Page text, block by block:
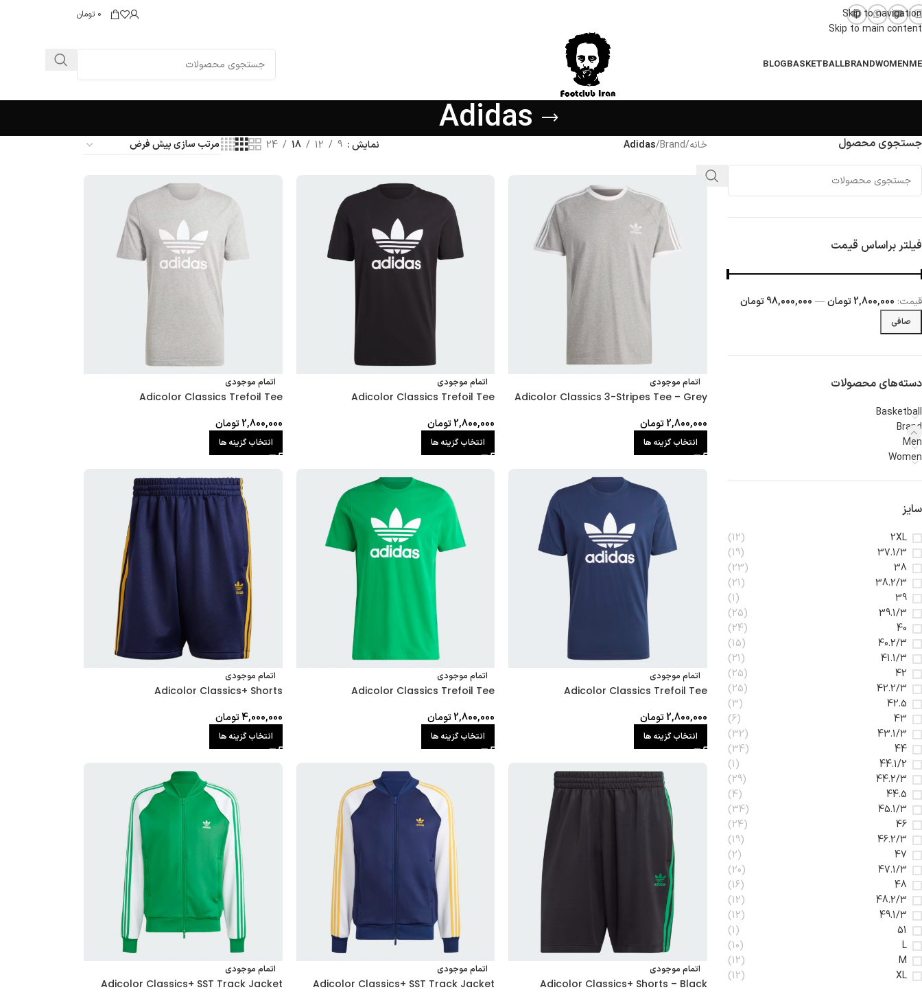
Skip to navigation
Skip to main content
0 تومان
WOMEN
BRAND
BASKETBALL
BLOG
Adidas
جستجوی محصول
فیلتر براساس قیمت
صافی
قيمت: 2,800,000 تومان — 98,000,000 تومان
دسته‌های محصولات
Basketball
Brand
Men
Women
سایز
2XL
(12)
37.1/3
(19)
38
(23)
38.2/3
(21)
39
(1)
39.1/3
(25)
40
(24)
40.2/3
(15)
41.1/3
(21)
42
(25)
42.2/3
(25)
42.5
(3)
43
(6)
43.1/3
(32)
44
(34)
44.1/2
(1)
44.2/3
(29)
44.5
(4)
45.1/3
(34)
46
(24)
46.2/3
(19)
47
(2)
47.1/3
(20)
48
(16)
48.2/3
(12)
49.1/3
(12)
51
(1)
L
(10)
M
(12)
XL
(12)
خانه/
Brand
/
Adidas نمایش 9
12
18
24
اتمام موجودی
Adicolor Classics 3-Stripes Tee – Grey
2,800,000تومان
انتخاب گزینه ها
اتمام موجودی
Adicolor Classics Trefoil Tee
2,800,000تومان
انتخاب گزینه ها
اتمام موجودی
Adicolor Classics Trefoil Tee
2,800,000تومان
انتخاب گزینه ها
اتمام موجودی
Adicolor Classics Trefoil Tee
2,800,000تومان
انتخاب گزینه ها
اتمام موجودی
Adicolor Classics Trefoil Tee
2,800,000تومان
انتخاب گزینه ها
اتمام موجودی
Adicolor Classics+ Shorts
4,000,000تومان
انتخاب گزینه ها
اتمام موجودی
Adicolor Classics+ Shorts – Black
اتمام موجودی
Adicolor Classics+ SST Track Jacket
اتمام موجودی
Adicolor Classics+ SST Track Jacket